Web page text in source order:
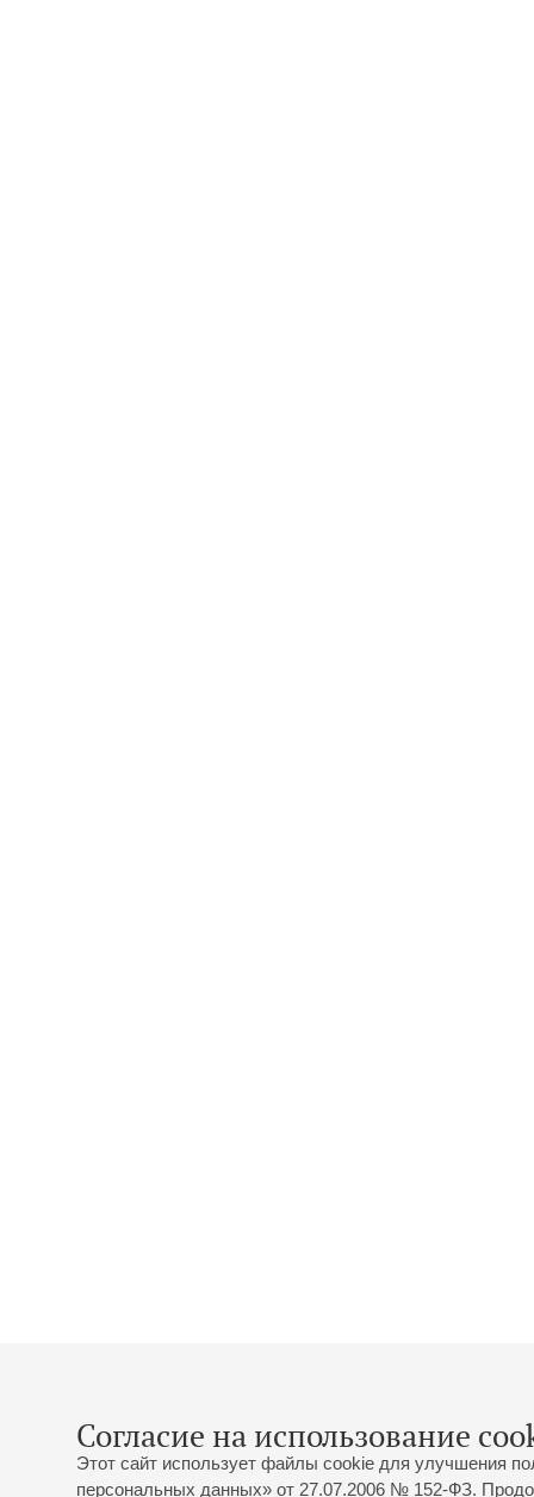
Согласие на использование
Этот сайт использует файлы cookie для улучшения
персональных данных» от 27.07.2006 № 152-ФЗ.